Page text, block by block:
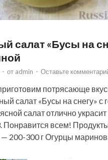
салат «Бусы на
- от admin - Оставьте
потрясающе
салат «Бусы на снегу» с
салат отлично
Понравится всем!
— 200-300 г Огурцы